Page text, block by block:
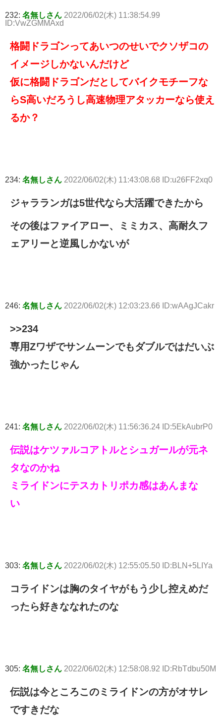
232: 名無しさん 2022/06/02(木) 11:38:54.99
ID:VwZGMMAxd
格闘ドラゴンってあいつのせいでクソザコの
イメージしかないんだけど
仮に格闘ドラゴンだとしてバイクモチーフな
らS高いだろうし高速物理アタッカーなら使え
るか？
234: 名無しさん 2022/06/02(木) 11:43:08.68 ID:u26FF2xq0
ジャラランガは5世代なら大活躍できたから
その後はファイアロー、ミミカス、高耐久フ
ェアリーと逆風しかないが
246: 名無しさん 2022/06/02(木) 12:03:23.66 ID:wAAgJCakr
>>234
専用Zワザでサンムーンでもダブルではだいぶ
強かったじゃん
241: 名無しさん 2022/06/02(木) 11:56:36.24 ID:5EkAubrP0
伝説はケツァルコアトルとシュガールが元ネ
タなのかね
ミライドンにテスカトリポカ感はあんまな
い
303: 名無しさん 2022/06/02(木) 12:55:05.50 ID:BLN+5LIYa
コライドンは胸のタイヤがもう少し控えめだ
ったら好きななれたのな
305: 名無しさん 2022/06/02(木) 12:58:08.92 ID:RbTdbu50M
伝説は今ところこのミライドンの方がオサレ
ですきだな